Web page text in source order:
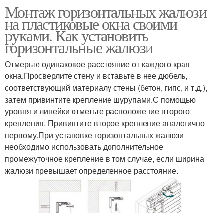
Монтаж горизонтальных жалюзи
на пластиковые окна своими
руками. Как установить
горизонтальные жалюзи
Отмерьте одинаковое расстояние от каждого края
окна.Просверлите стену и вставьте в нее дюбель,
соответствующий материалу стены (бетон, гипс, и т.д.),
затем привинтите крепление шурупами.С помощью
уровня и линейки отметьте расположение второго
крепления. Привинтите второе крепление аналогично
первому.При установке горизонтальных жалюзи
необходимо использовать дополнительное
промежуточное крепление в том случае, если ширина
жалюзи превышает определенное расстояние.